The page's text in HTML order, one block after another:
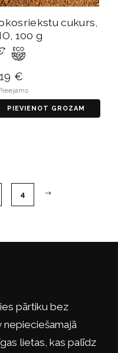
cukurs,
100 g
€
PIEVIENOT GROZAM
4
pārtiku bez
nepieciešamajā
lietas, kas palīdz